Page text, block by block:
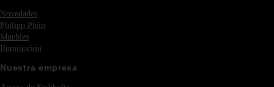
Novedades
Philipp Plein
Muebles
Iluminación
Nuestra empresa